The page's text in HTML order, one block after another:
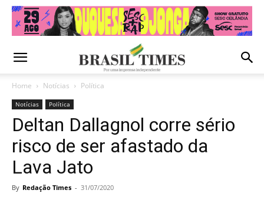
Home Notícias Política
Notícias Política
Deltan Dallagnol corre sério
risco de ser afastado da
Lava Jato
By Redação Times - 31/07/2020